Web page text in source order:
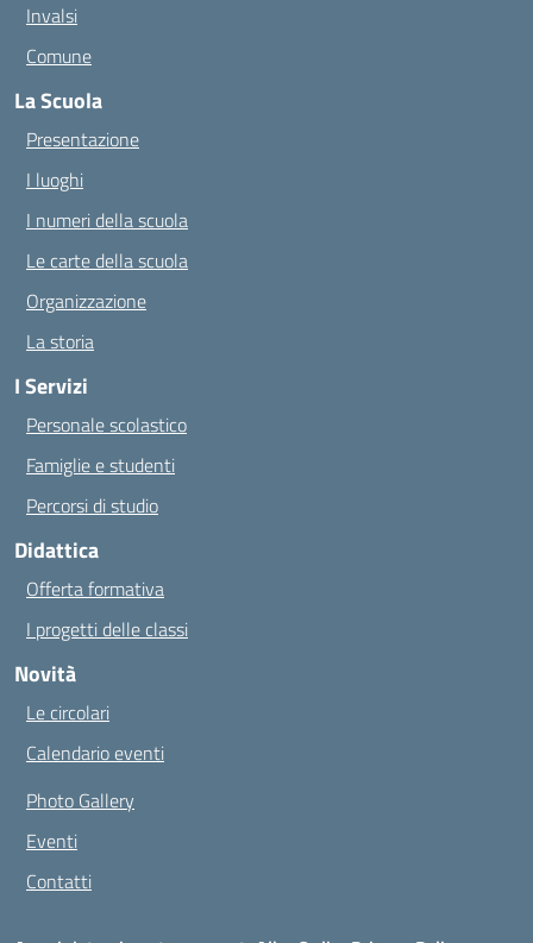
Invalsi
Comune
La Scuola
Presentazione
I luoghi
I numeri della scuola
Le carte della scuola
Organizzazione
La storia
I Servizi
Personale scolastico
Famiglie e studenti
Percorsi di studio
Didattica
Offerta formativa
I progetti delle classi
Novità
Le circolari
Calendario eventi
Photo Gallery
Eventi
Contatti